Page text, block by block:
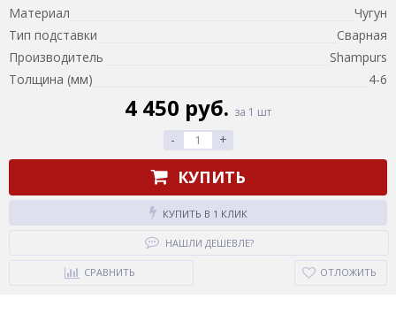
Материал
Чугун
Тип подставки
Сварная
Производитель
Shampurs
Толщина (мм)
4-6
4 450 руб. за 1 шт
- +
КУПИТЬ
КУПИТЬ В 1 КЛИК
НАШЛИ ДЕШЕВЛЕ?
СРАВНИТЬ ОТЛОЖИТЬ